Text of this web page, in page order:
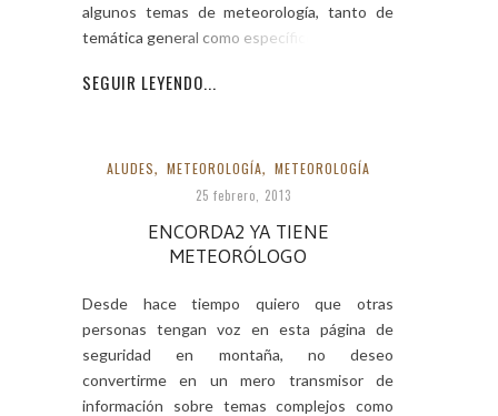
algunos temas de meteorología, tanto de
temática general como específicos de la
SEGUIR LEYENDO...
ALUDES, METEOROLOGÍA, METEOROLOGÍA
25 febrero, 2013
ENCORDA2 YA TIENE
METEORÓLOGO
Desde hace tiempo quiero que otras
personas tengan voz en esta página de
seguridad en montaña, no deseo
convertirme en un mero transmisor de
información sobre temas complejos como